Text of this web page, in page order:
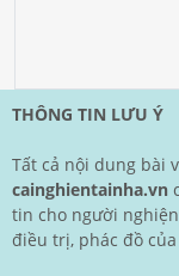
THÔNG TIN LƯU Ý
Tất cả nội dung bài
cainghientainha.vn
tin cho người
điều trị, phác đồ